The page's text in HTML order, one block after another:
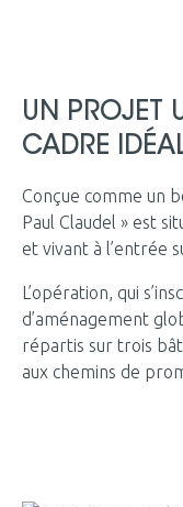
UN PROJET
CADRE
Conçue comme un
Paul Claudel » est
et vivant à l’entrée
L’opération, qui
d’aménagement
répartis sur trois
aux chemins de